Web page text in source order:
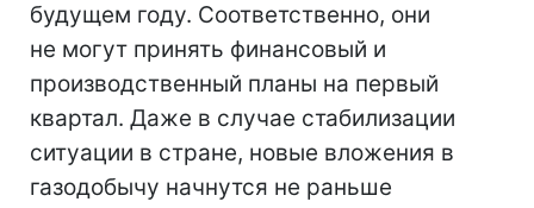
будущем году. Соответственно, они
не могут принять финансовый и
производственный планы на первый
квартал. Даже в случае стабилизации
ситуации в стране, новые вложения в
газодобычу начнутся не раньше